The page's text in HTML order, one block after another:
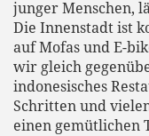
junger Menschen,
Die Innenstadt ist
auf Mofas und E-
wir gleich
indonesisches
Schritten und
einen gemütlichen